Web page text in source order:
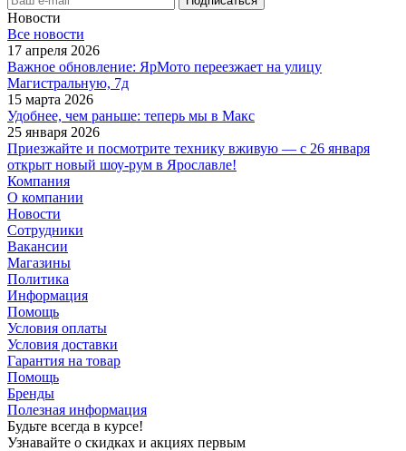
Новости
Все новости
17 апреля 2026
Важное обновление: ЯрМото переезжает на улицу
Магистральную, 7д
15 марта 2026
Удобнее, чем раньше: теперь мы в Макс
25 января 2026
Приезжайте и посмотрите технику вживую — с 26 января
открыт новый шоу-рум в Ярославле!
Компания
О компании
Новости
Сотрудники
Вакансии
Магазины
Политика
Информация
Помощь
Условия оплаты
Условия доставки
Гарантия на товар
Помощь
Бренды
Полезная информация
Будьте всегда в курсе!
Узнавайте о скидках и акциях первым